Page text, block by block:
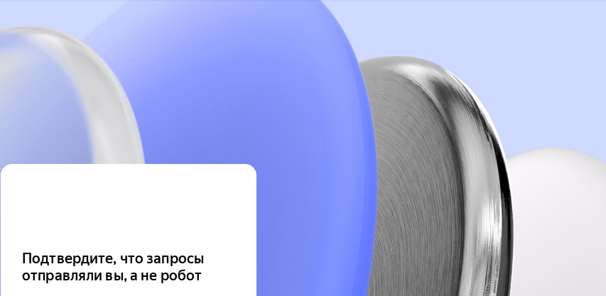
Подтвердите, что запросы
отправляли вы, а не робот